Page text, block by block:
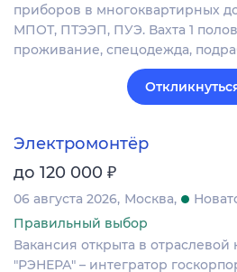
приборов в многоквартирных
МПОТ, ПТЭЭП, ПУЭ. Вахта 1
проживание, спецодежда,
Электромонтёр
до 120 000 ₽
06 августа 2026 Москва
Правильный выбор
Вакансия открыта в
"РЭНЕРА" – интегратор